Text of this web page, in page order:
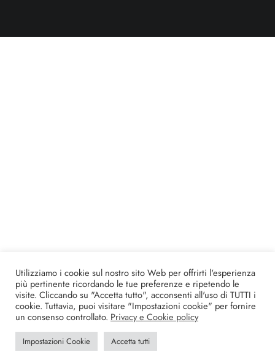
Utilizziamo i cookie sul nostro sito Web per offrirti l'esperienza
più pertinente ricordando le tue preferenze e ripetendo le
visite. Cliccando su "Accetta tutto", acconsenti all'uso di TUTTI i
cookie. Tuttavia, puoi visitare "Impostazioni cookie" per fornire
un consenso controllato. Privacy e Cookie policy
Impostazioni Cookie Accetta tutti